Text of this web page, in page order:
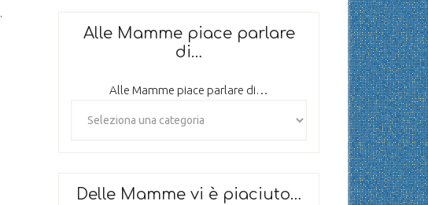
.
Alle Mamme piace parlare
di…
Alle Mamme piace parlare di…
Delle Mamme vi è piaciuto…